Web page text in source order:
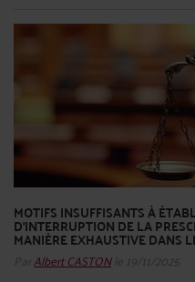
MOTIFS INSUFFISANTS À
D'INTERRUPTION DE LA
MANIÈRE EXHAUSTIVE DANS
ParAlbert CASTONle 19/11/2025